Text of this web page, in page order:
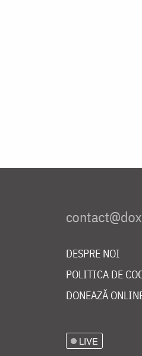
DESPRE NOI
POLITICA DE
DONEAZĂ
LIVE